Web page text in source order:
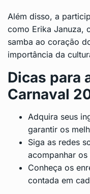
Além disso, a
como Erika Januza,
samba ao coração
importância da
Dicas para
Carnaval
Adquira seus
garantir os
Siga as redes
acompanhar os
Conheça os
contada em